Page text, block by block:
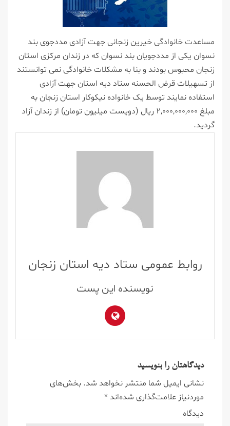
مساعدت خانوادگی خیرین زنجانی جهت آزادی مددجوی بند
نسوان یکی از مددجویان بند نسوان که در زندان مرکزی استان
زنجان محبوس بودند و بنا به مشکلات خانوادگی نمی توانستند
از تسهیلات قرض الحسنه ستاد دیه استان جهت آزادی
استفاده نمایند توسط یک خانواده نیکوکار استان زنجان به
مبلغ ۲,۰۰۰,۰۰۰,۰۰۰ ریال (دویست میلیون تومان) از زندان آزاد
گردید.
روابط عمومی ستاد دیه استان زنجان
دیدگاهتان را بنویسید
نشانی ایمیل شما منتشر نخواهد شد. بخش‌های
موردنیاز علامت‌گذاری شده‌اند *
دیدگاه